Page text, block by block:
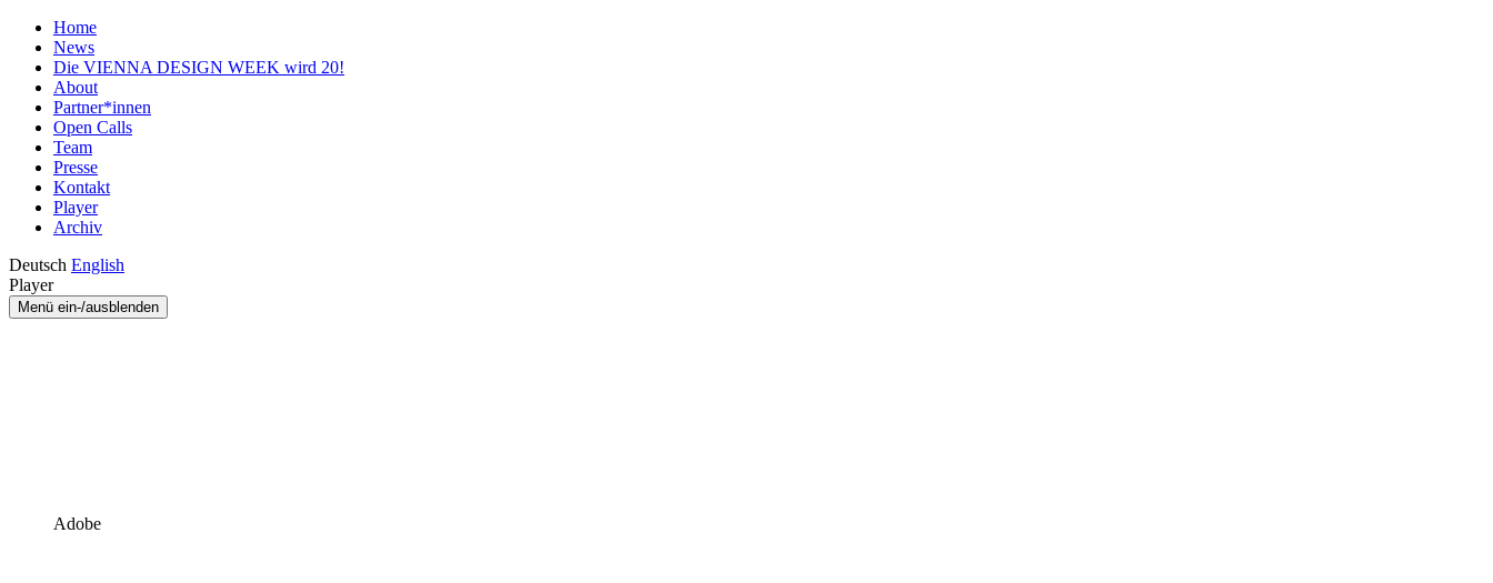
Home
News
Die VIENNA DESIGN WEEK wird 20!
About
Partner*innen
Open Calls
Team
Presse
Kontakt
Player
Archiv
Deutsch English
Player
Menü ein-/ausblenden
Adobe